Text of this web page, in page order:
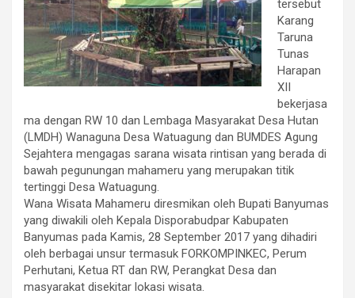
tersebut
Karang
Taruna
Tunas
Harapan
XII
bekerjasa
ma dengan RW 10 dan Lembaga Masyarakat Desa Hutan
(LMDH) Wanaguna Desa Watuagung dan BUMDES Agung
Sejahtera mengagas sarana wisata rintisan yang berada di
bawah pegunungan mahameru yang merupakan titik
tertinggi Desa Watuagung.
Wana Wisata Mahameru diresmikan oleh Bupati Banyumas
yang diwakili oleh Kepala Disporabudpar Kabupaten
Banyumas pada Kamis, 28 September 2017 yang dihadiri
oleh berbagai unsur termasuk FORKOMPINKEC, Perum
Perhutani, Ketua RT dan RW, Perangkat Desa dan
masyarakat disekitar lokasi wisata.